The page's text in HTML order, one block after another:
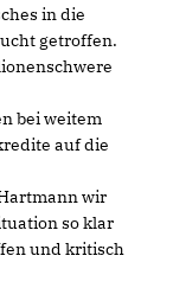
in die
getroffen.
bei weitem
auf die
wir
so klar
und kritisch